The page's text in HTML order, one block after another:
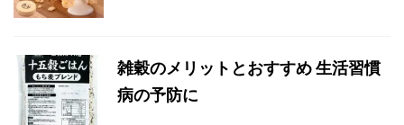
雑穀のメリットとおすすめ 生活習慣
病の予防に